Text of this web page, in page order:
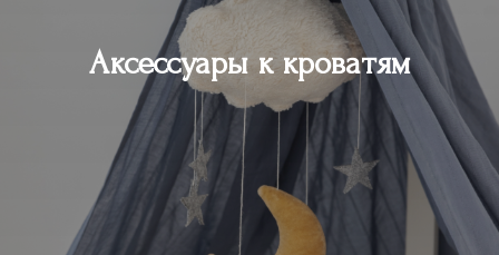
Аксессуары к кроватям